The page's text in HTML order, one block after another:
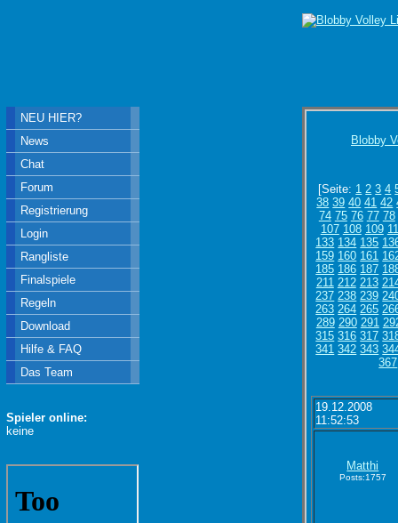
Blobby
[Seite: 1 2 3 4
38 39 40 41 42
74 75 76 77 78
107 108 109
133 134 135
159 160 161
185 186 187
211 212 213
237 238 239
263 264 265
289 290 291
315 316 317
341 342 343
367
19.12.2008
11:52:53
Matthi
Posts:1757
NEU HIER?
News
Chat
Forum
Registrierung
Login
Rangliste
Finalspiele
Regeln
Download
Hilfe & FAQ
Das Team
Spieler online:
keine